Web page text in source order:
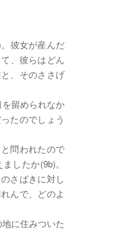
彼女が産んだ
、彼らはどん
、そのささげ
留められなか
たのでしょう
問われたので
したか(9b)。
さばきに対し
んで、どのよ
に住みついた